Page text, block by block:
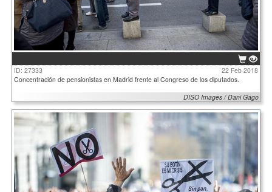
ID: 27333
22 Feb 2018
Concentración de pensionistas en Madrid frente al Congreso de los diputados.
DISO Images / Dani Gago